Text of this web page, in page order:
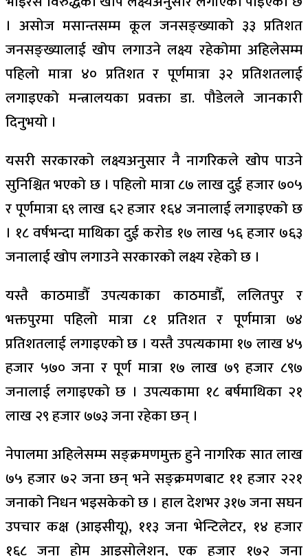
। असोज मसान्तसम्म कूल जनसङ्ख्याको ३३ प्रतिशत
जनसङ्ख्यालाई खोप लगाउने लक्ष्य रहेकोमा अहिलेसम्म
पहिलो मात्रा ४० प्रतिशत र पूर्णमात्रा ३२ प्रतिशतलाई
लगाइएको मन्त्रालयका प्रवक्ता डा. पौडेलले जानकारी
दिनुभयो ।
यसरी सरकारको लक्ष्यअनुसार नै नागरिकले खोप पाउने
सुनिश्चित भएको छ । पहिलो मात्रा ८७ लाख दुई हजार ७०५
र पूर्णमात्रा ६९ लाख ६२ हजार १६४ जनालाई लगाइएको छ
। १८ वर्षभन्दा माथिका दुई करोड १७ लाख ५६ हजार ७६३
जनालाई खोप लगाउने सरकारको लक्ष्य रहेको छ ।
यस्तै काठमाडौँ उपत्यकाका काठमाडौँ, ललितपुर र
भक्तपुरमा पहिलो मात्रा ८१ प्रतिशत र पूर्णमात्रा ७४
प्रतिशतलाई लगाइएको छ । यस्तै उपत्यकामा १७ लाख ४५
हजार ५७० जना र पूर्ण मात्रा १७ लाख ७९ हजार ८९७
जनालाई लगाइएको छ । उपत्यकामा १८ बर्षमाथिका २१
लाख २९ हजार ७७३ जना रहेका छन् ।
नेपालमा अहिलेसम्म सङ्क्रमणमुक्त हुने नागरिक सात लाख
७५ हजार ७२ जना छन् भने सङ्क्रमणबाट ११ हजार २२१
जनाको निधन भइसकेको छ । हाल देशभर ३१७ जना सघन
उपचार कक्ष (आइसीयू), ११३ जना भेन्टिलेटर, १४ हजार
१६८ जना होम आइसोलेशन, एक हजार १७२ जना